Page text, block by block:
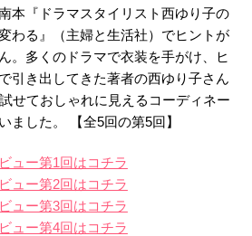
本『ドラマスタイリスト西ゆり子の
わる』（主婦と生活社）でヒントが
。多くのドラマで衣装を手がけ、ヒ
引き出してきた著者の西ゆり子さん
せておしゃれに見えるコーディネー
ました。 【全5回の第5回】
ュー第1回はコチラ
ュー第2回はコチラ
ュー第3回はコチラ
ュー第4回はコチラ